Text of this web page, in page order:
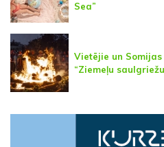
Sea”
Vietējie un
“Ziemeļu